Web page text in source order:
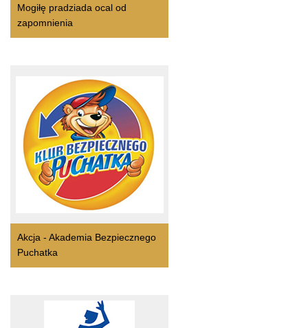
Mogiłę pradziada ocal od
zapomnienia
Akcja - Akademia Bezpiecznego
Puchatka